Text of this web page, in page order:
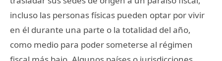
incluso las personas físicas pueden optar por vivir
en él durante una parte o la totalidad del año,
como medio para poder someterse al régimen